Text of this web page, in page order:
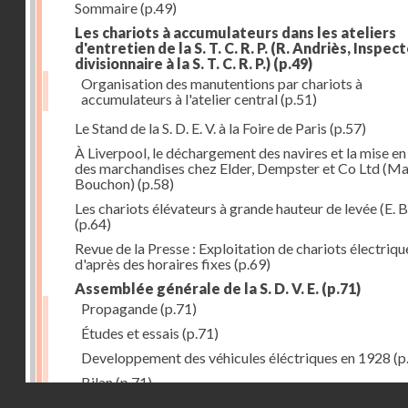
Sommaire(p.49)
Les chariots à accumulateurs dans les ateliers
d'entretien de la S. T. C. R. P. (R. Andriès,
divisionnaire à la S. T. C. R. P.) (p.49)
Organisation des manutentions par chariots à
accumulateurs à l'atelier central(p.51)
Le Stand de la S. D. E. V. à la Foire de Paris (p.57)
À Liverpool, le déchargement des navires et la mise
des marchandises chez Elder, Dempster et Co Ltd
Bouchon) (p.58)
Les chariots élévateurs à grande hauteur de levée (E.
(p.64)
Revue de la Presse : Exploitation de chariots
d'après des horaires fixes (p.69)
Assemblée générale de la S. D. V. E. (p.71)
Propagande(p.71)
Études et essais (p.71)
Developpement des véhicules éléctriques en 1928
Bilan(p.71)